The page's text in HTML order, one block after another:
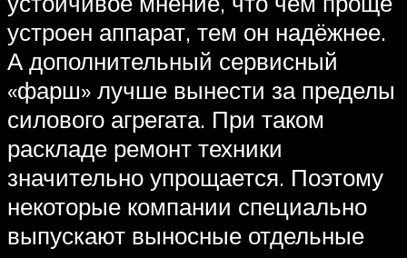
устроен аппарат, тем он надёжнее.
А дополнительный сервисный
«фарш» лучше вынести за пределы
силового агрегата. При таком
раскладе ремонт техники
значительно упрощается. Поэтому
некоторые компании специально
выпускают выносные отдельные